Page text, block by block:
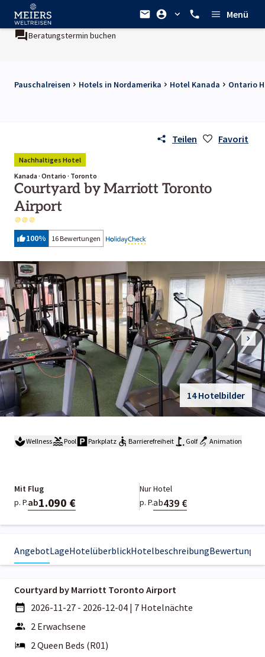
Menü
Beratungstermin buchen
Pauschalreisen Hotels in Nordamerika Hotel Kanada Ontario
Teilen Favorit
Nachhaltiges Hotel
Kanada · Ontario · Toronto
Courtyard by Marriott Toronto
Airport
100% 16 Bewertungen
14 Hotelbilder
Wellness Pool Parkplatz Barrierefreiheit Golf Animation
Mit Flug
p. P.ab1.090 €
Nur Hotel
p. P.ab439 €
AngebotLageHotelüberblickHotelbeschreibungBewertungen
Courtyard by Marriott Toronto Airport
2026-11-27 - 2026-12-04 | 7 Hotelnächte
2 Erwachsene
2 Queen Beds (R01)